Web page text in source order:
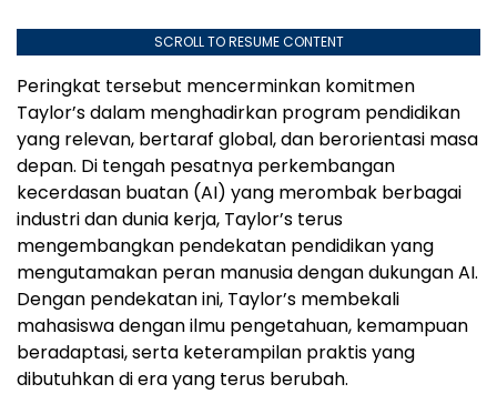
SCROLL TO RESUME CONTENT
Peringkat tersebut mencerminkan komitmen
Taylor’s dalam menghadirkan program pendidikan
yang relevan, bertaraf global, dan berorientasi masa
depan. Di tengah pesatnya perkembangan
kecerdasan buatan (AI) yang merombak berbagai
industri dan dunia kerja, Taylor’s terus
mengembangkan pendekatan pendidikan yang
mengutamakan peran manusia dengan dukungan AI.
Dengan pendekatan ini, Taylor’s membekali
mahasiswa dengan ilmu pengetahuan, kemampuan
beradaptasi, serta keterampilan praktis yang
dibutuhkan di era yang terus berubah.